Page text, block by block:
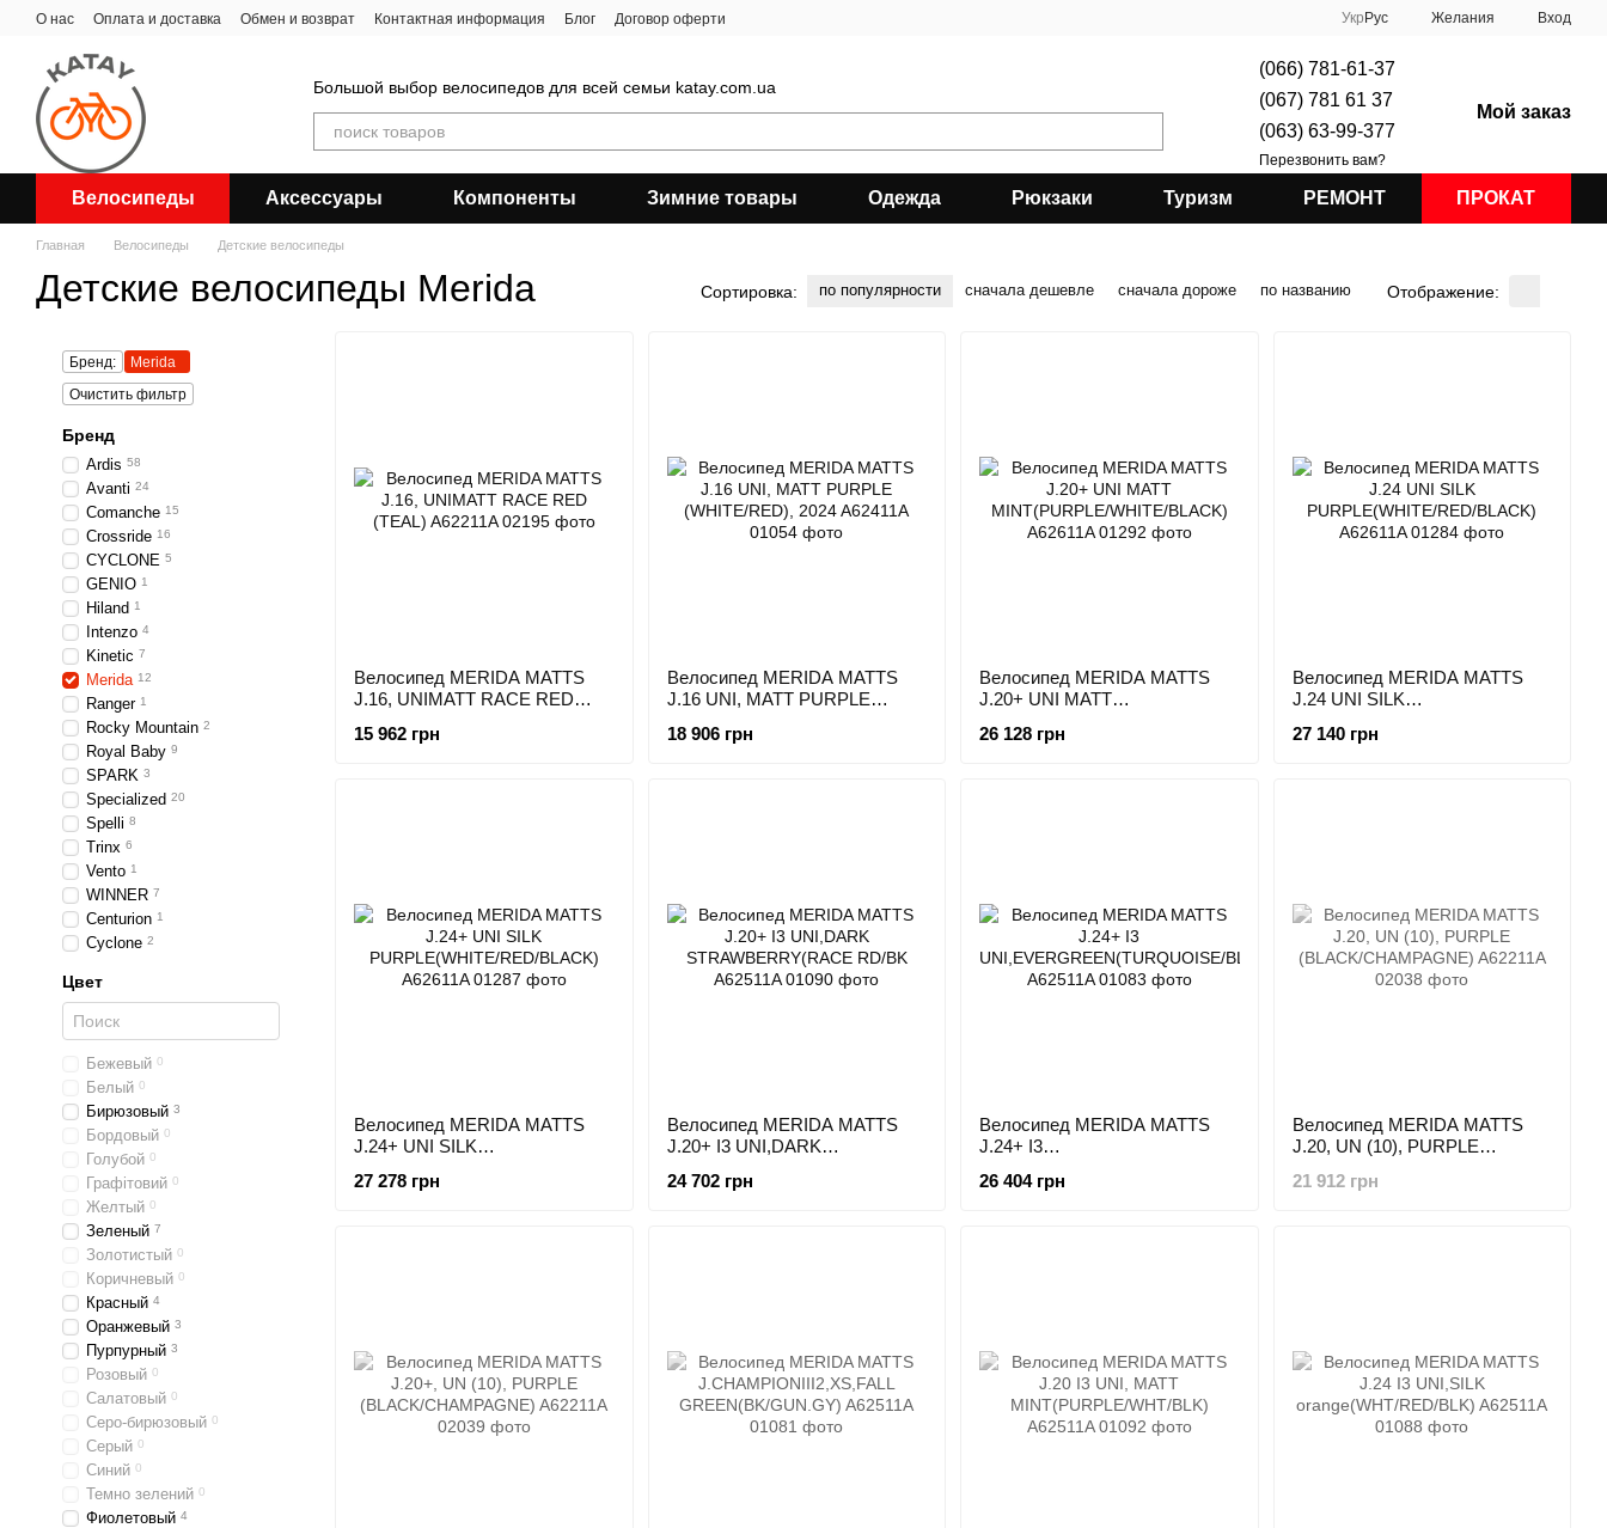
Перейти к основному контенту
О нас Оплата и доставка Обмен и возврат Контактная информация Блог Договор оферти Укр Рус Желания Вход
Большой выбор велосипедов для всей семьи katay.com.ua
(066) 781-61-37
(067) 781 61 37
(063) 63-99-377
Перезвонить вам?
Мой заказ
Велосипеды Аксессуары Компоненты Зимние товары Одежда Рюкзаки Туризм РЕМОНТ ПРОКАТ
Главная Велосипеды Детские велосипеды
Детские велосипеды Merida Сортировка: по популярности сначала дешевле сначала дороже по названию Отображение:
Велосипед MERIDA MATTS
J.16, UNIMATT RACE RED
15 962 грн
Велосипед MERIDA MATTS
J.16 UNI, MATT PURPLE
18 906 грн
Велосипед MERIDA MATTS
J.20+ UNI MATT
26 128 грн
Велосипед MERIDA MATTS
J.24 UNI SILK
27 140 грн
Велосипед MERIDA MATTS
J.24+ UNI SILK
27 278 грн
Велосипед MERIDA MATTS
J.20+ I3 UNI,DARK
24 702 грн
Велосипед MERIDA MATTS
J.24+ I3
26 404 грн
Велосипед MERIDA MATTS
J.20, UN (10), PURPLE
21 912 грн
Бренд:
Merida
Очистить фильтр
Бренд
Ardis 58
Avanti 24
Comanche 15
Crossride 16
CYCLONE 5
GENIO 1
Hiland 1
Intenzo 4
Kinetic 7
Merida 12
Ranger 1
Rocky Mountain 2
Royal Baby 9
SPARK 3
Specialized 20
Spelli 8
Trinx 6
Vento 1
WINNER 7
Сenturion 1
Сyclone 2
Цвет
Бежевый 0
Белый 0
Бирюзовый 3
Бордовый 0
Голубой 0
Графітовий 0
Желтый 0
Зеленый 7
Золотистый 0
Коричневый 0
Красный 4
Оранжевый 3
Пурпурный 3
Розовый 0
Салатовый 0
Серо-бирюзовый 0
Серый 0
Синий 0
Темно зелений 0
Фиолетовый 4